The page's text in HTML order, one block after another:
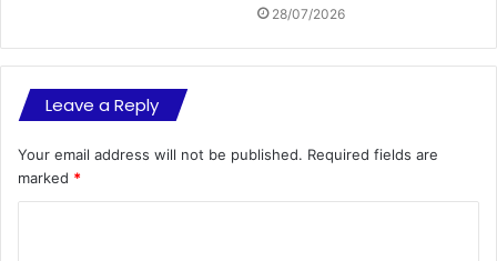
28/07/2026
Leave a Reply
Your email address will not be published. Required fields are
marked *